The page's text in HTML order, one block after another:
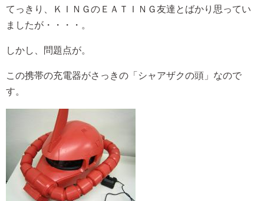
てっきり、ＫＩＮＧのＥＡＴＩＮＧ友達とばかり思ってい
ましたが・・・・。
しかし、問題点が。
この携帯の充電器がさっきの「シャアザクの頭」なので
す。